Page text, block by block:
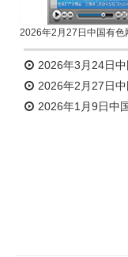
2026年3月24日
2026年2月27日
2026年1月9日中